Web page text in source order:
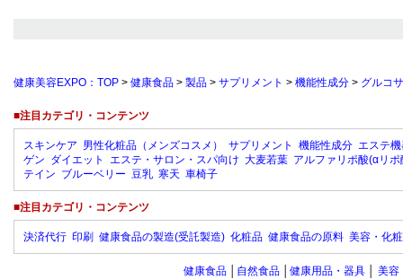
健康美容EXPO：TOP > 健康食品 > 製品 > サプリメント > 機能性成分 > グルコ
■注目カテゴリ・コンテンツ
スキンケア 男性化粧品（メンズコスメ） サプリメント 機能性成分 エステ
ゲン ダイエット エステ・サロン・スパ向け 大麦若葉 アルファリポ酸(αリポ
テイン ブルーベリー 豆乳 寒天 車椅子
■注目カテゴリ・コンテンツ
決済代行 印刷 健康食品の製造(受託製造) 化粧品 健康食品の原料 美容・化
健康食品 自然食品 健康用品・器具 美容